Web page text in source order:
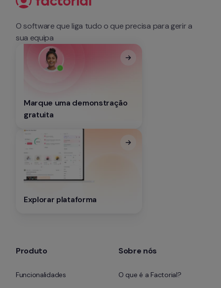
O software que liga tudo o que precisa para gerir a
sua equipa
Marque uma demonstração
gratuita
Explorar plataforma
Produto
Funcionalidades
Sobre nós
O que é a Factorial?